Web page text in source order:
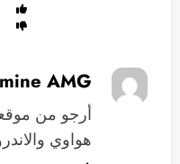
AMG
أرجو من
هواوي